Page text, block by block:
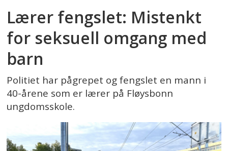
Lærer fengslet: Mistenkt
for seksuell omgang med
barn
Politiet har pågrepet og fengslet en mann i
40-årene som er lærer på Fløysbonn
ungdomsskole.